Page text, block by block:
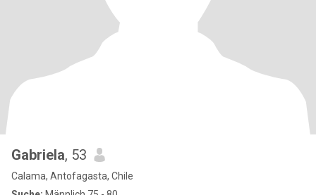
Gabriela, 53
Calama, Antofagasta, Chile